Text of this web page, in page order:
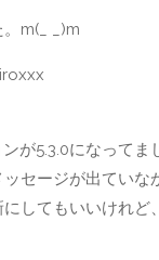
m(_ _)m
が5.3.0になってま
セージが出ていな
してもいいけれ